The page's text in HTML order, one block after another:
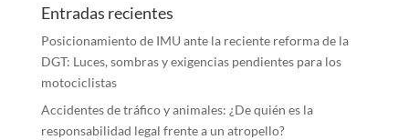
Entradas recientes
Posicionamiento de IMU ante la reciente reforma de la
DGT: Luces, sombras y exigencias pendientes para los
motociclistas
Accidentes de tráfico y animales: ¿De quién es la
responsabilidad legal frente a un atropello?